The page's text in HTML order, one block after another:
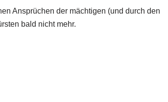
Ansprüchen der mächtigen (und durch den
bald nicht mehr.